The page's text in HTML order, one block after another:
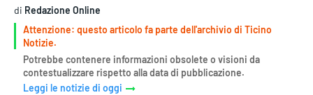
di Redazione Online
Attenzione: questo articolo fa parte dell'archivio di Ticino
Notizie.
Potrebbe contenere informazioni obsolete o visioni da
contestualizzare rispetto alla data di pubblicazione.
Leggi le notizie di oggi